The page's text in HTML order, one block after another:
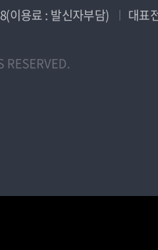
이용료 : 발신자부담)
대표